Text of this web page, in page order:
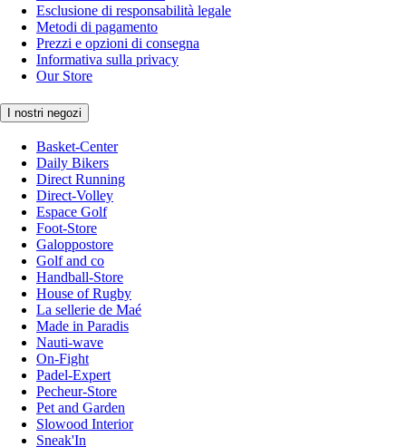
Esclusione di responsabilità legale
Metodi di pagamento
Prezzi e opzioni di consegna
Informativa sulla privacy
Our Store
I nostri negozi
Basket-Center
Daily Bikers
Direct Running
Direct-Volley
Espace Golf
Foot-Store
Galoppostore
Golf and co
Handball-Store
House of Rugby
La sellerie de Maé
Made in Paradis
Nauti-wave
On-Fight
Padel-Expert
Pecheur-Store
Pet and Garden
Slowood Interior
Sneak'In